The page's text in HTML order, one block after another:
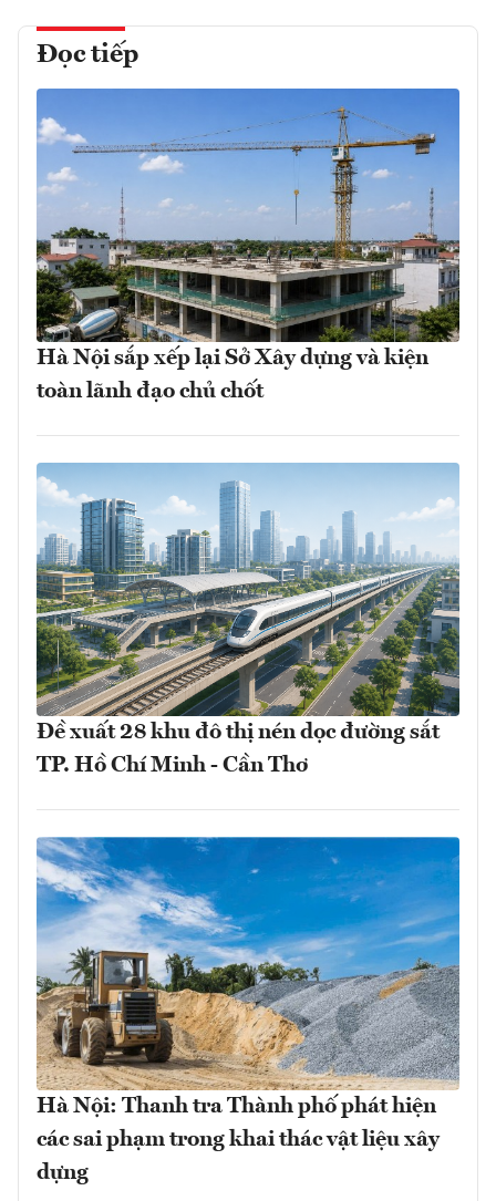
Đọc tiếp
Hà Nội sắp xếp lại Sở Xây dựng và kiện
toàn lãnh đạo chủ chốt
Đề xuất 28 khu đô thị nén dọc đường sắt
TP. Hồ Chí Minh - Cần Thơ
Hà Nội: Thanh tra Thành phố phát hiện
các sai phạm trong khai thác vật liệu xây
dựng